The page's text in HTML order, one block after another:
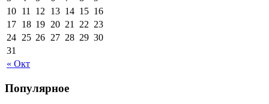
« Окт
10 11 12 13 14 15 16
17 18 19 20 21 22 23
24 25 26 27 28 29 30
31
Популярное